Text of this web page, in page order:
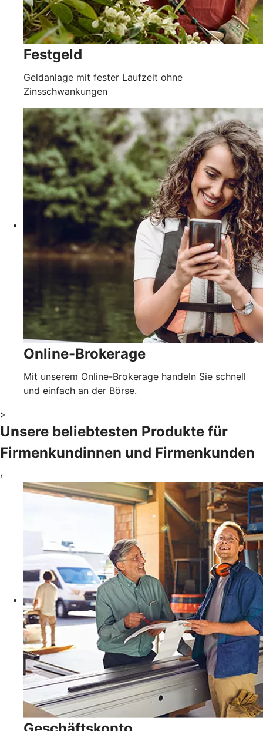
Festgeld
Geldanlage mit fester Laufzeit ohne
Zinsschwankungen
Online-Brokerage
Mit unserem Online-Brokerage handeln Sie schnell
und einfach an der Börse.
>
Unsere beliebtesten Produkte für
Firmenkundinnen und Firmenkunden
‹